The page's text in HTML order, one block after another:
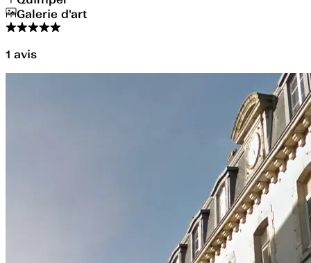
Galerie d'art
1 avis